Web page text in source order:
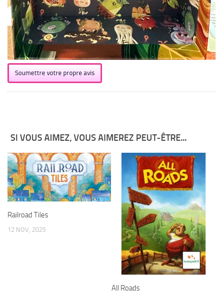
Soumettre votre propre avis
SI VOUS AIMEZ, VOUS AIMEREZ PEUT-ÊTRE...
Railroad Tiles
12 NOV, 2025
All Roads